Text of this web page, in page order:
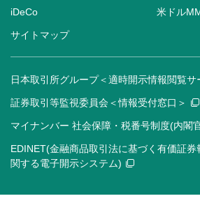
iDeCo 米ドル
サイトマップ
日本取引所グループ＜適時開示情報閲覧サ
証券取引等監視委員会＜情報受付窓口＞
マイナンバー 社会保障・税番号制度(内閣
EDINET(金融商品取引法に基づく有価証
関する電子開示システム)